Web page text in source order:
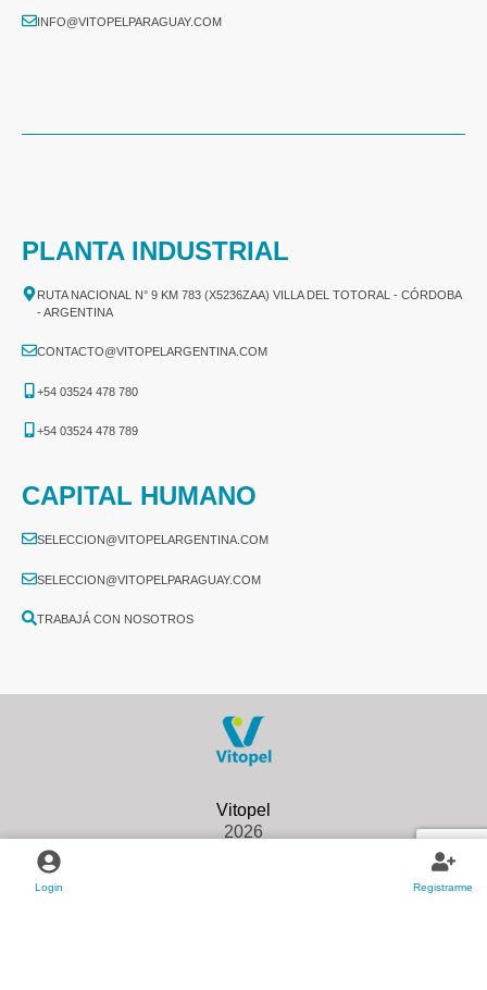
Login Registrarme
INFO@VITOPELPARAGUAY.COM
PLANTA INDUSTRIAL
RUTA NACIONAL N° 9 KM 783 (X5236ZAA) VILLA DEL TOTORAL - CÓRDOBA
- ARGENTINA
CONTACTO@VITOPELARGENTINA.COM
+54 03524 478 780​
+54 03524 478 789​
CAPITAL HUMANO
SELECCION@VITOPELARGENTINA.COM
SELECCION@VITOPELPARAGUAY.COM
TRABAJÁ CON NOSOTROS
2026